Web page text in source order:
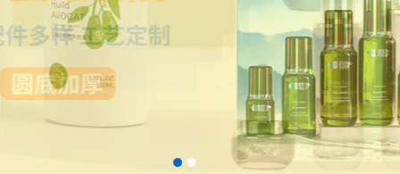
拉管瓶